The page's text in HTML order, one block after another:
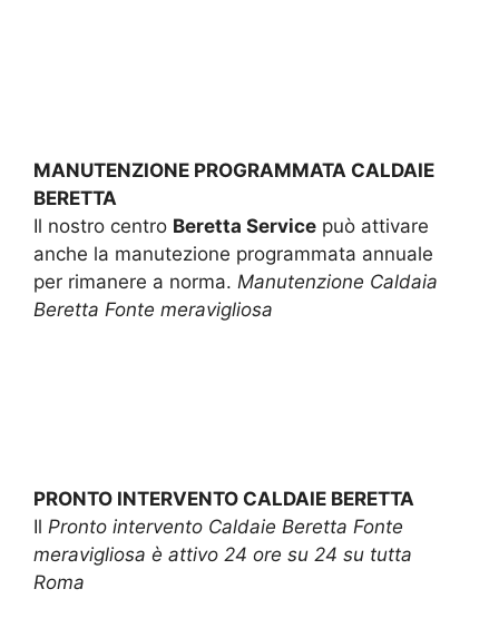
MANUTENZIONE PROGRAMMATA CALDAIE
BERETTA
Il nostro centro Beretta Service può attivare
anche la manutezione programmata annuale
per rimanere a norma. Manutenzione Caldaia
Beretta Fonte meravigliosa
PRONTO INTERVENTO CALDAIE BERETTA
Il Pronto intervento Caldaie Beretta Fonte
meravigliosa è attivo 24 ore su 24 su tutta
Roma